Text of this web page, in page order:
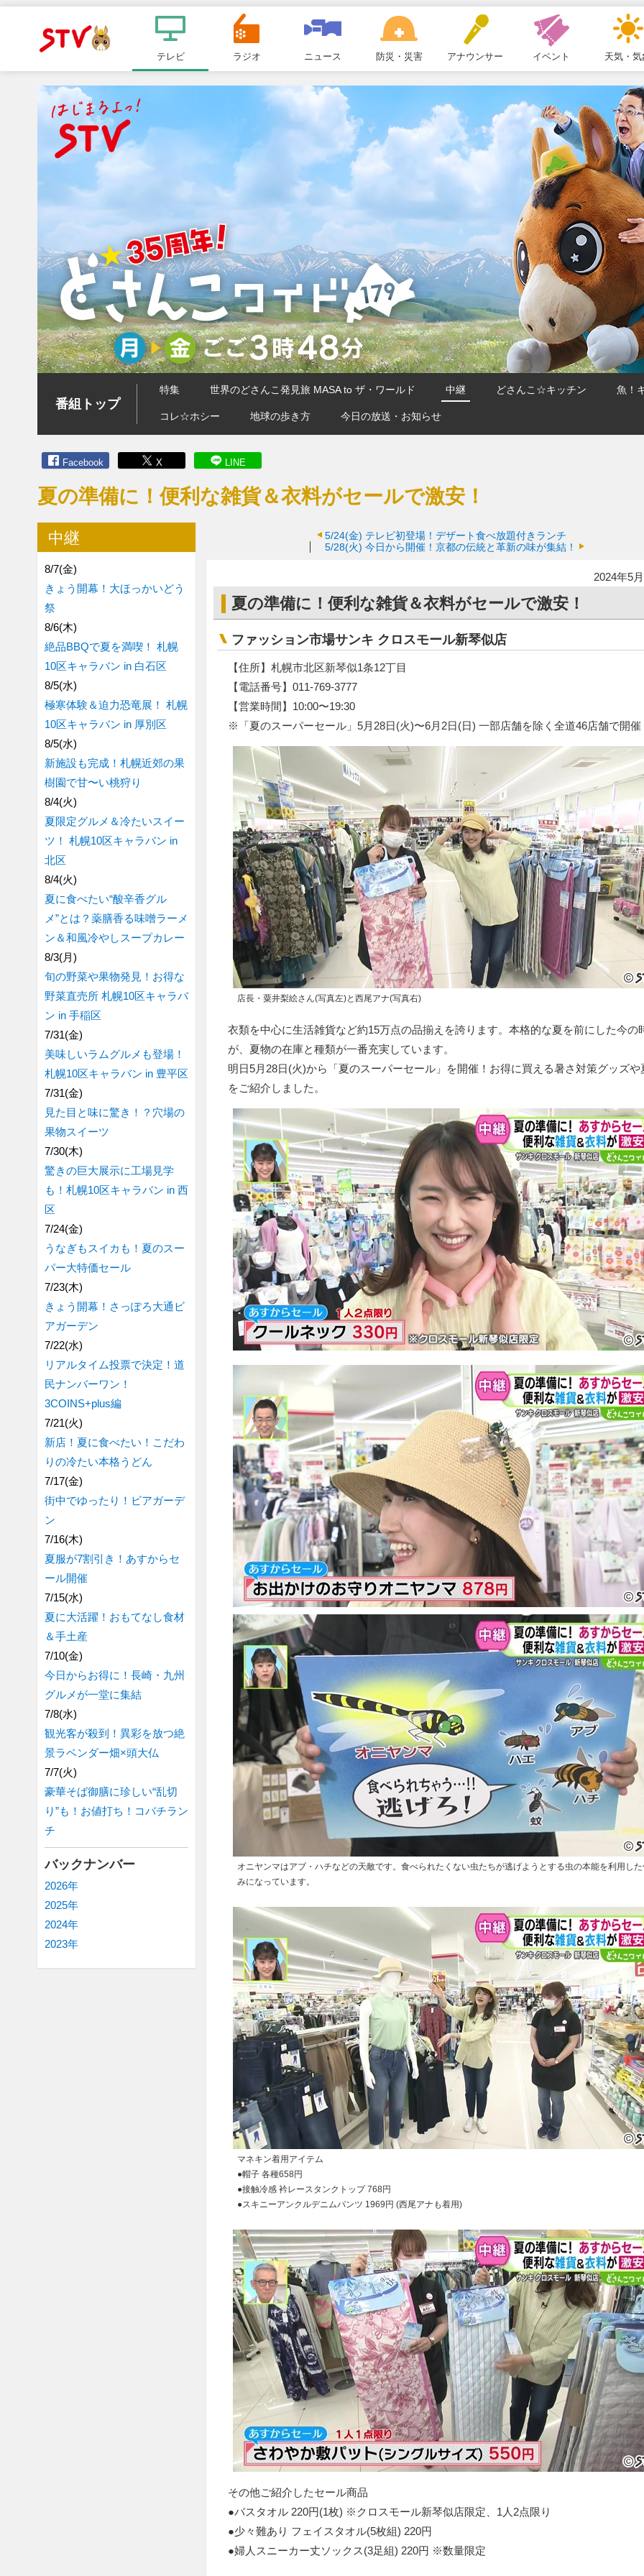
ＳＴＶ札
幌テレビ
ュ
ー
テレビ ラジオ ニュース 防災・災害 アナウンサー イベント 天気・気
番組トップ
特集 世界のどさんこ発見旅 MASA to ザ・ワールド 中継 どさんこ☆キッチン 魚！
コレ☆ホシー 地球の歩き方 今日の放送・お知らせ
Facebook X LINE
夏の準備に！便利な雑貨＆衣料がセールで激安！
5/24(金) テレビ初登場！デザート食べ放題付きランチ
5/28(火) 今日から開催！京都の伝統と革新の味が集結！
2024年5
夏の準備に！便利な雑貨＆衣料がセールで激安！
ファッション市場サンキ クロスモール新琴似店
【住所】札幌市北区新琴似1条12丁目
【電話番号】011-769-3777
【営業時間】10:00〜19:30
※「夏のスーパーセール」5月28日(火)〜6月2日(日) 一部店舗を除く全道46店舗で開催
店長・粟井梨絵さん(写真左)と西尾アナ(写真右)
衣類を中心に生活雑貨など約15万点の品揃えを誇ります。本格的な夏を前にした今の
が、夏物の在庫と種類が一番充実しています。
明日5月28日(火)から「夏のスーパーセール」を開催！お得に買える暑さ対策グッズや
をご紹介しました。
オニヤンマはアブ・ハチなどの天敵です。食べられたくない虫たちが逃げようとする虫の本能を利用し
みになっています。
マネキン着用アイテム
●帽子 各種658円
●接触冷感 衿レースタンクトップ 768円
●スキニーアンクルデニムパンツ 1969円 (西尾アナも着用)
その他ご紹介したセール商品
●バスタオル 220円(1枚) ※クロスモール新琴似店限定、1人2点限り
●少々難あり フェイスタオル(5枚組) 220円
●婦人スニーカー丈ソックス(3足組) 220円 ※数量限定
中継
8/7(金)
きょう開幕！大ほっかいどう
祭
8/6(木)
絶品BBQで夏を満喫！ 札幌
10区キャラバン in 白石区
8/5(水)
極寒体験＆迫力恐竜展！ 札幌
10区キャラバン in 厚別区
8/5(水)
新施設も完成！札幌近郊の果
樹園で甘〜い桃狩り
8/4(火)
夏限定グルメ＆冷たいスイー
ツ！ 札幌10区キャラバン in
北区
8/4(火)
夏に食べたい“酸辛香グル
メ”とは？薬膳香る味噌ラーメ
ン＆和風冷やしスープカレー
8/3(月)
旬の野菜や果物発見！お得な
野菜直売所 札幌10区キャラバ
ン in 手稲区
7/31(金)
美味しいラムグルメも登場！
札幌10区キャラバン in 豊平区
7/31(金)
見た目と味に驚き！？穴場の
果物スイーツ
7/30(木)
驚きの巨大展示に工場見学
も！札幌10区キャラバン in 西
区
7/24(金)
うなぎもスイカも！夏のスー
パー大特価セール
7/23(木)
きょう開幕！さっぽろ大通ビ
アガーデン
7/22(水)
リアルタイム投票で決定！道
民ナンバーワン！
3COINS+plus編
7/21(火)
新店！夏に食べたい！こだわ
りの冷たい本格うどん
7/17(金)
街中でゆったり！ビアガーデ
ン
7/16(木)
夏服が7割引き！あすからセ
ール開催
7/15(水)
夏に大活躍！おもてなし食材
＆手土産
7/10(金)
今日からお得に！長崎・九州
グルメが一堂に集結
7/8(水)
観光客が殺到！異彩を放つ絶
景ラベンダー畑×頭大仏
7/7(火)
豪華そば御膳に珍しい“乱切
り”も！お値打ち！コバチラン
チ
バックナンバー
2026年
2025年
2024年
2023年